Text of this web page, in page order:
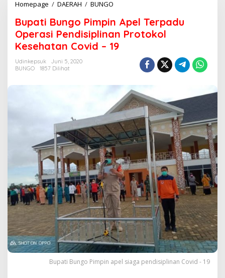
Homepage / DAERAH / BUNGO
p
a
t
i
g
P
i
m
i
n
A
p
e
l
T
r
p
a
d
u
p
Bupati Bungo Pimpin Apel Terpadu
Operasi Pendisiplinan Protokol
Kesehatan Covid – 19
Udinkepsuk
Juni 5, 2020
BUNGO
1857 Dilihat
Bupati Bungo Pimpin apel siaga pendisiplinan Covid - 19